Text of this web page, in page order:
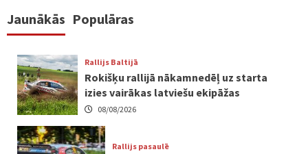
Jaunākās Populāras
Rallijs Baltijā
Rokišķu rallijā nākamnedēļ uz starta
izies vairākas latviešu ekipāžas
08/08/2026
Rallijs pasaulē